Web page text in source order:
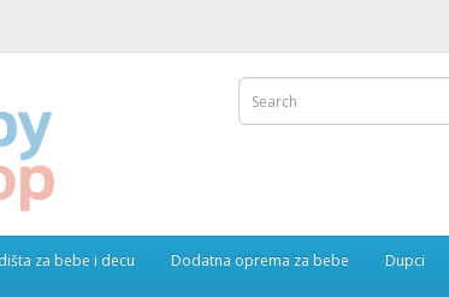
za bebe i decu Dodatna oprema za bebe Dupci